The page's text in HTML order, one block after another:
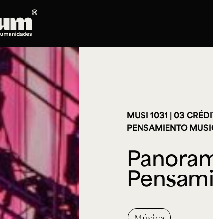
Posgrados
Doctorado en Literatura
Maestría en Artes Plásticas, Electrónicas y
del Tiempo
Maestría en Estudios Clásicos
Maestría en Historia del Arte
Maestría en Humanidades Digitales
Maestría en Literatura
Maestría en Música
Maestría en Patrimonio Cultural
Maestría en Periodismo
Oferta de cursos
MUSI 1031 03
PENSAMIENTO